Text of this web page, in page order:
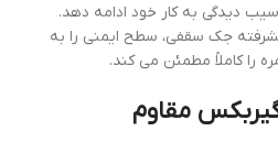
دیدگی به کار خود ادامه دهد.
جک سقفی، سطح ایمنی را به
را کاملاً مطمئن می کند.
مقاوم